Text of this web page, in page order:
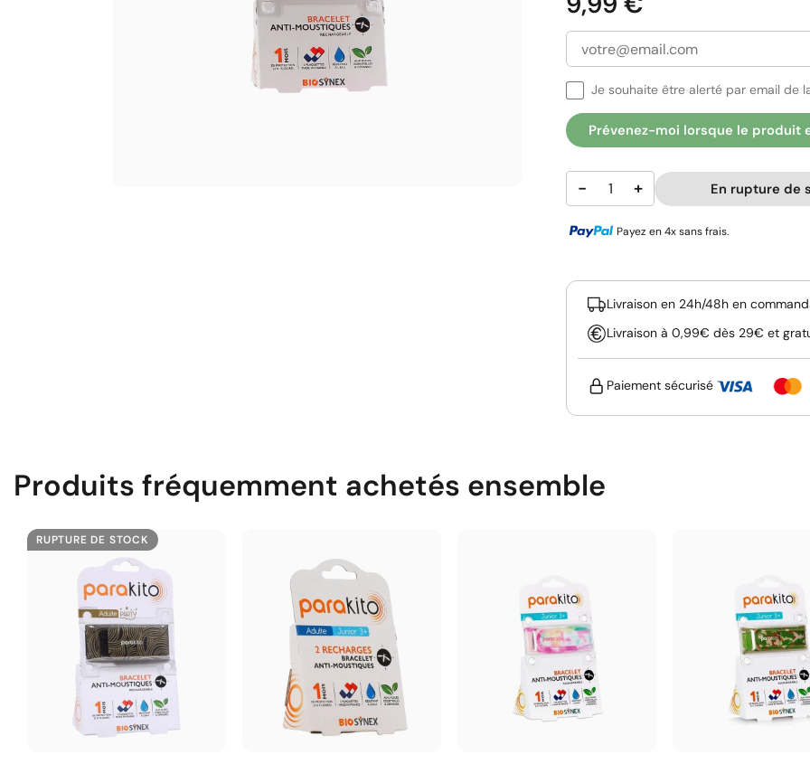
Je souhaite être alerté par email de
Prévenez-moi lorsque le produit
− + En rupture de
Payez en 4x sans frais.
Livraison en 24h/48h en
Livraison à 0,99€ dès 29€ et
Paiement sécurisé
Produits fréquemment achetés ensemble
RUPTURE DE STOCK